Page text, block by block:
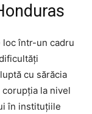
într-un cadru
cu sărăcia
la nivel
în instituțiile